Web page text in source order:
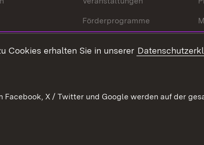
Förderprogramme
Cookies erhalten Sie in unserer
X / Twitter und Google werden auf der